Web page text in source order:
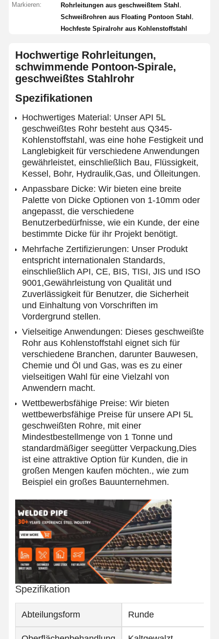
Startseite Produkte
Qualitätskont
Rolle
Kontakt Nachrichten
Geschweißte Stahlrohre
Nahtlose Stahlrohre
Rohre aus Edelstahl
Rohre aus Präzisionsstahl
mit einem Durchmesser von mehr als 20 mm
Warm gewalzte Spulen
mit einer Breite von nicht mehr als 15 mm
Markieren:
Rohrleitungen aus geschweißtem Stahl
Schweißrohren aus Floating Pontoon Stahl
Hochfeste Spiralrohr aus Kohlenstoffstahl
Hochwertige Rohrleitungen,
schwimmende Pontoon-Spirale,
geschweißtes Stahlrohr
Spezifikationen
Hochwertiges Material: Unser API 5L
geschweißtes Rohr besteht aus Q345-
Kohlenstoffstahl, was eine hohe Festigkeit und
Langlebigkeit für verschiedene Anwendungen
gewährleistet, einschließlich Bau, Flüssigkeit,
Kessel, Bohr, Hydraulik,Gas, und Ölleitungen.
Anpassbare Dicke: Wir bieten eine breite
Palette von Dicke Optionen von 1-10mm oder
angepasst, die verschiedene
Benutzerbedürfnisse, wie ein Kunde, der eine
bestimmte Dicke für ihr Projekt benötigt.
Mehrfache Zertifizierungen: Unser Produkt
entspricht internationalen Standards,
einschließlich API, CE, BIS, TISI, JIS und ISO
9001,Gewährleistung von Qualität und
Zuverlässigkeit für Benutzer, die Sicherheit
und Einhaltung von Vorschriften im
Vordergrund stellen.
Vielseitige Anwendungen: Dieses geschweißte
Rohr aus Kohlenstoffstahl eignet sich für
verschiedene Branchen, darunter Bauwesen,
Chemie und Öl und Gas, was es zu einer
vielseitigen Wahl für eine Vielzahl von
Anwendern macht.
Wettbewerbsfähige Preise: Wir bieten
wettbewerbsfähige Preise für unsere API 5L
geschweißten Rohre, mit einer
Mindestbestellmenge von 1 Tonne und
standardmäßiger seegütter Verpackung,Dies
ist eine attraktive Option für Kunden, die in
großen Mengen kaufen möchten., wie zum
Beispiel ein großes Bauunternehmen.
Spezifikation
Abteilungsform Runde